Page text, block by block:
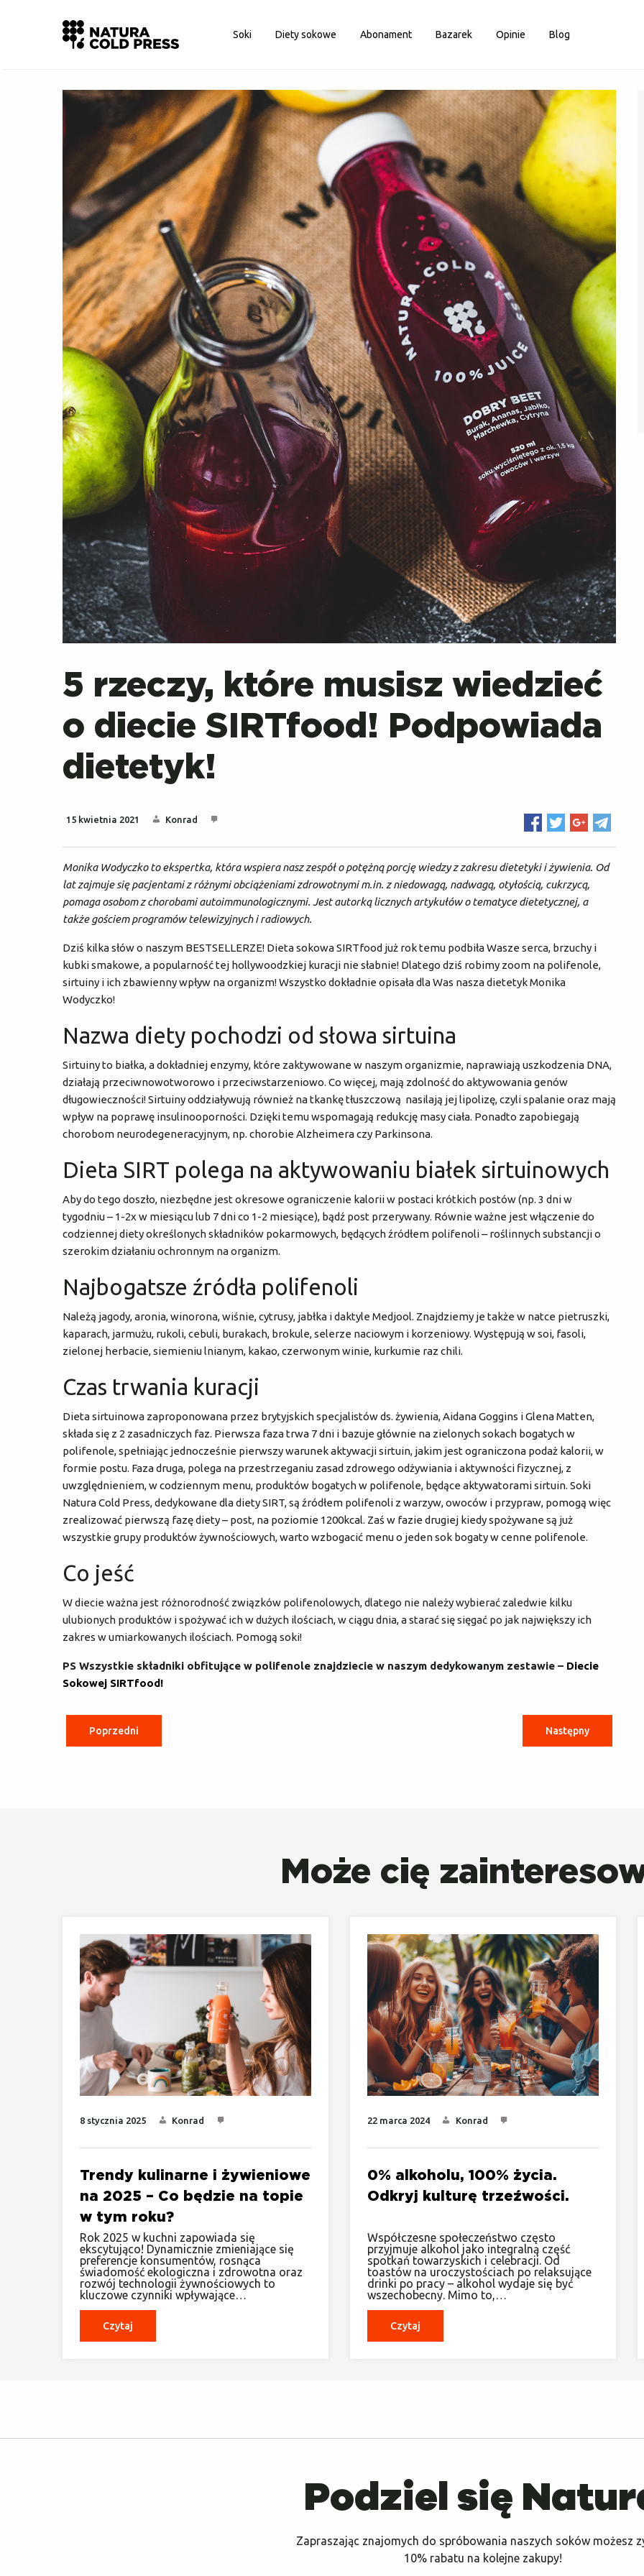
Logowanie
Nie pamiętasz hasła? Zapamiętaj mnie Nie masz konta? Zarejestruj się
Soki Diety sokowe Abonament Bazarek Opinie Blog
5 rzeczy, które musisz wiedzieć
o diecie SIRTfood! Podpowiada
dietetyk!
15 kwietnia 2021 Konrad
Monika Wodyczko to ekspertka, która wspiera nasz zespół o potężną porcję wiedzy z zakresu dietetyki i żywienia. Od
lat zajmuje się pacjentami z różnymi obciążeniami zdrowotnymi m.in. z niedowagą, nadwagą, otyłością, cukrzycą,
pomaga osobom z chorobami autoimmunologicznymi. Jest autorką licznych artykułów o tematyce dietetycznej, a
także gościem programów telewizyjnych i radiowych.
Dziś kilka słów o naszym BESTSELLERZE! Dieta sokowa SIRTfood już rok temu podbiła Wasze serca, brzuchy i
kubki smakowe, a popularność tej hollywoodzkiej kuracji nie słabnie! Dlatego dziś robimy zoom na polifenole,
sirtuiny i ich zbawienny wpływ na organizm! Wszystko dokładnie opisała dla Was nasza dietetyk Monika
Wodyczko!
Nazwa diety pochodzi od słowa sirtuina
Sirtuiny to białka, a dokładniej enzymy, które zaktywowane w naszym organizmie, naprawiają uszkodzenia DNA,
działają przeciwnowotworowo i przeciwstarzeniowo. Co więcej, mają zdolność do aktywowania genów
długowieczności! Sirtuiny oddziaływują również na tkankę tłuszczową nasilają jej lipolizę, czyli spalanie oraz mają
wpływ na poprawę insulinooporności. Dzięki temu wspomagają redukcję masy ciała. Ponadto zapobiegają
chorobom neurodegeneracyjnym, np. chorobie Alzheimera czy Parkinsona.
Dieta SIRT polega na aktywowaniu białek sirtuinowych
Aby do tego doszło, niezbędne jest okresowe ograniczenie kalorii w postaci krótkich postów (np. 3 dni w
tygodniu – 1-2x w miesiącu lub 7 dni co 1-2 miesiące), bądź post przerywany. Równie ważne jest włączenie do
codziennej diety określonych składników pokarmowych, będących źródłem polifenoli – roślinnych substancji o
szerokim działaniu ochronnym na organizm.
Najbogatsze źródła polifenoli
Należą jagody, aronia, winorona, wiśnie, cytrusy, jabłka i daktyle Medjool. Znajdziemy je także w natce pietruszki,
kaparach, jarmużu, rukoli, cebuli, burakach, brokule, selerze naciowym i korzeniowy. Występują w soi, fasoli,
zielonej herbacie, siemieniu lnianym, kakao, czerwonym winie, kurkumie raz chili.
Czas trwania kuracji
Dieta sirtuinowa zaproponowana przez brytyjskich specjalistów ds. żywienia, Aidana Goggins i Glena Matten,
składa się z 2 zasadniczych faz. Pierwsza faza trwa 7 dni i bazuje głównie na zielonych sokach bogatych w
polifenole, spełniając jednocześnie pierwszy warunek aktywacji sirtuin, jakim jest ograniczona podaż kalorii, w
formie postu. Faza druga, polega na przestrzeganiu zasad zdrowego odżywiania i aktywności fizycznej, z
uwzględnieniem, w codziennym menu, produktów bogatych w polifenole, będące aktywatorami sirtuin. Soki
Natura Cold Press, dedykowane dla diety SIRT, są źródłem polifenoli z warzyw, owoców i przypraw, pomogą więc
zrealizować pierwszą fazę diety – post, na poziomie 1200kcal. Zaś w fazie drugiej kiedy spożywane są już
wszystkie grupy produktów żywnościowych, warto wzbogacić menu o jeden sok bogaty w cenne polifenole.
Co jeść
W diecie ważna jest różnorodność związków polifenolowych, dlatego nie należy wybierać zaledwie kilku
ulubionych produktów i spożywać ich w dużych ilościach, w ciągu dnia, a starać się sięgać po jak największy ich
zakres w umiarkowanych ilościach. Pomogą soki!
PS Wszystkie składniki obfitujące w polifenole znajdziecie w naszym dedykowanym zestawie – Diecie
Sokowej SIRTfood!
Poprzedni Następny
Może cię
8 stycznia 2025 Konrad
Trendy kulinarne i żywieniowe
na 2025 – Co będzie na topie
w tym roku?
Rok 2025 w kuchni zapowiada się
ekscytująco! Dynamicznie zmieniające się
preferencje konsumentów, rosnąca
świadomość ekologiczna i zdrowotna oraz
rozwój technologii żywnościowych to
kluczowe czynniki wpływające…
Czytaj
22 marca 2024 Konrad
0% alkoholu, 100% życia.
Odkryj kulturę trzeźwości.
Współczesne społeczeństwo często
przyjmuje alkohol jako integralną część
spotkań towarzyskich i celebracji. Od
toastów na uroczystościach po relaksujące
drinki po pracy – alkohol wydaje się być
wszechobecny. Mimo to,…
Czytaj
Podziel się
Zapraszając znajomych do spróbowania naszych soków możesz
10% rabatu na kolejne zakupy!